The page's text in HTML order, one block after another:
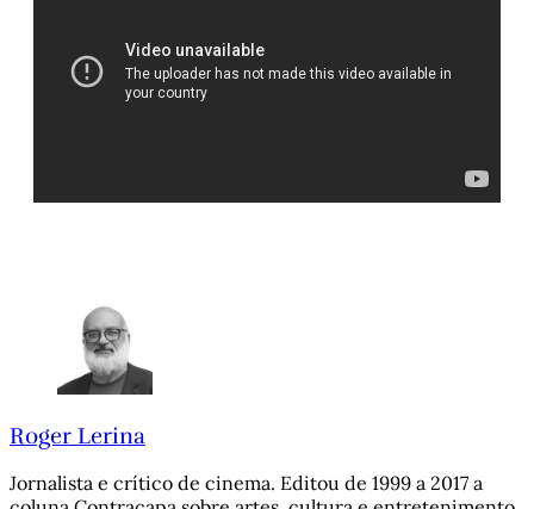
Roger Lerina
Jornalista e crítico de cinema. Editou de 1999 a 2017 a